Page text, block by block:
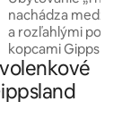
nachádza medzi
a rozľahlými
kopcami
únik späť do
hektároch
na údolie. Vo